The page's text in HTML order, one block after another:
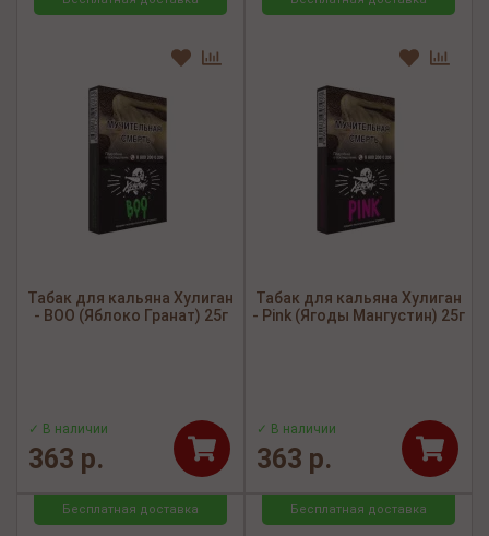
Табак для кальяна Хулиган
- BOO (Яблоко Гранат) 25г
✓ В наличии
363 р.
Табак для кальяна Хулиган
- Pink (Ягоды Мангустин) 25г
✓ В наличии
363 р.
Бесплатная доставка Бесплатная доставка